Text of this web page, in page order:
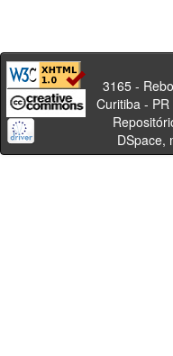
Av.
3165 -
DSpace,